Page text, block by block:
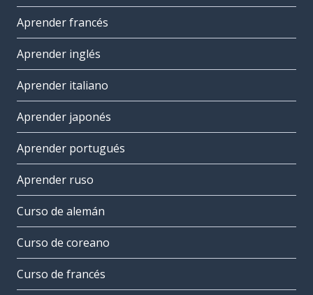
Aprender francés
Aprender inglés
Aprender italiano
Aprender japonés
Aprender portugués
Aprender ruso
Curso de alemán
Curso de coreano
Curso de francés